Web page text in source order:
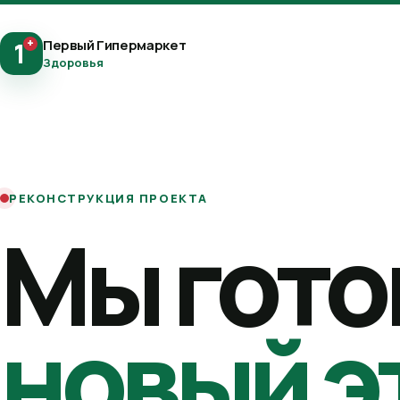
1+ Первый Гипермаркет
Здоровья
РЕКОНСТРУКЦИЯ ПРОЕКТА
Мы